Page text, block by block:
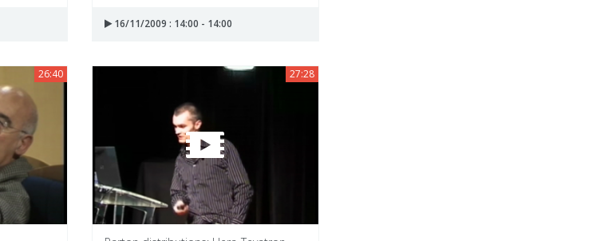
16/11/2009 : 14:00 - 14:00
26:40 27:28